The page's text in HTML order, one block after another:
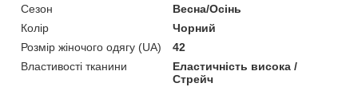
Сезон
Весна/Осінь
Колір
Чорний
Розмір жіночого одягу (UA)
42
Властивості тканини
Еластичність висока /
Стрейч